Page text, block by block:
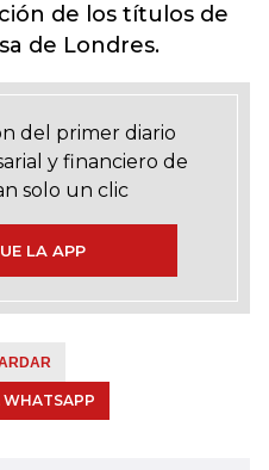
de los títulos de
de Londres.
del primer diario
y financiero de
solo un clic
LA APP
WHATSAPP